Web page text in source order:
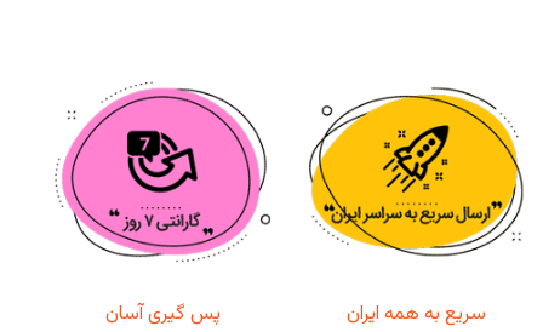
سریع به همه ایران
پس گیری آسان